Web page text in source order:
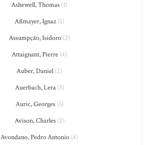
Ashewell, Thomas (1)
Aßmayer, Ignaz (1)
Assumpção, Isidoro (2)
Attaignant, Pierre (4)
Auber, Daniel (2)
Auerbach, Lera(3)
Auric, Georges(3)
Avison, Charles(2)
Avondano, Pedro Antonio (4)